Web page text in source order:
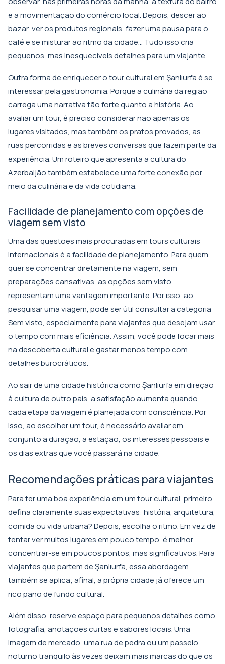
e a movimentação do comércio local. Depois, descer ao
bazar, ver os produtos regionais, fazer uma pausa para o
café e se misturar ao ritmo da cidade... Tudo isso cria
pequenos, mas inesquecíveis detalhes para um viajante.
Outra forma de enriquecer o tour cultural em Şanlıurfa é se
interessar pela gastronomia. Porque a culinária da região
carrega uma narrativa tão forte quanto a história. Ao
avaliar um tour, é preciso considerar não apenas os
lugares visitados, mas também os pratos provados, as
ruas percorridas e as breves conversas que fazem parte da
experiência. Um roteiro que apresenta a cultura do
Azerbaijão também estabelece uma forte conexão por
meio da culinária e da vida cotidiana.
Facilidade de planejamento com opções de
viagem sem visto
Uma das questões mais procuradas em tours culturais
internacionais é a facilidade de planejamento. Para quem
quer se concentrar diretamente na viagem, sem
preparações cansativas, as opções sem visto
representam uma vantagem importante. Por isso, ao
pesquisar uma viagem, pode ser útil consultar a categoria
Sem visto, especialmente para viajantes que desejam usar
o tempo com mais eficiência. Assim, você pode focar mais
na descoberta cultural e gastar menos tempo com
detalhes burocráticos.
Ao sair de uma cidade histórica como Şanlıurfa em direção
à cultura de outro país, a satisfação aumenta quando
cada etapa da viagem é planejada com consciência. Por
isso, ao escolher um tour, é necessário avaliar em
conjunto a duração, a estação, os interesses pessoais e
os dias extras que você passará na cidade.
Recomendações práticas para viajantes
Para ter uma boa experiência em um tour cultural, primeiro
defina claramente suas expectativas: história, arquitetura,
comida ou vida urbana? Depois, escolha o ritmo. Em vez de
tentar ver muitos lugares em pouco tempo, é melhor
concentrar-se em poucos pontos, mas significativos. Para
viajantes que partem de Şanlıurfa, essa abordagem
também se aplica; afinal, a própria cidade já oferece um
rico pano de fundo cultural.
Além disso, reserve espaço para pequenos detalhes como
fotografia, anotações curtas e sabores locais. Uma
imagem de mercado, uma rua de pedra ou um passeio
noturno tranquilo às vezes deixam mais marcas do que os